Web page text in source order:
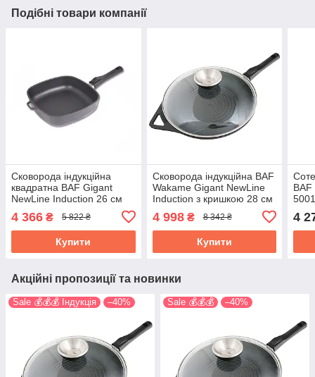
Подібні товари компанії
Сковорода індукційна
квадратна BAF Gigant
NewLine Induction 26 см
з`ємна ручка 500114260-
IR
4 366 ₴ 5 822 ₴
Купити
Сковорода індукційна BAF
Wakamе Gigant NewLine
Induсtion з кришкою 28 см
з'ємна ручка 500115280-
IR
4 998₴ 8 342 ₴
Купити
4
Акційні пропозиції та новинки
Sale 💰💰💰 Індукція –40% Sale 💰💰💰 –40%